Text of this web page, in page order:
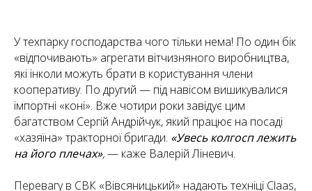
У техпарку господарства чого тільки нема! По один бік
«відпочивають» агрегати вітчизняного виробництва,
які інколи можуть брати в користування члени
кооперативу. По другий — під навісом вишикувалися
імпортні «коні». Вже чотири роки завідує цим
багатством Сергій Андрійчук, який працює на посаді
«хазяїна» тракторної бригади. «Увесь колгосп лежить
на його плечах»,— каже Валерій Ліневич.
Перевагу в СВК «Вівсяницький» надають техніці Claas,